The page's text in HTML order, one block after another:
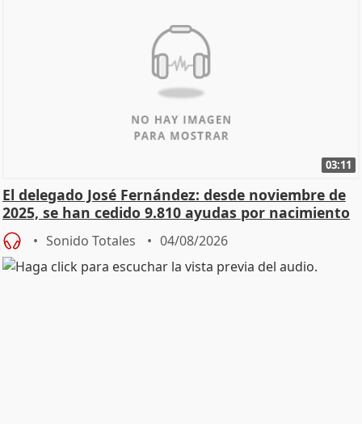
03:11
El delegado José Fernández: desde noviembre de
2025, se han cedido 9.810 ayudas por nacimiento
Sonido Totales 04/08/2026